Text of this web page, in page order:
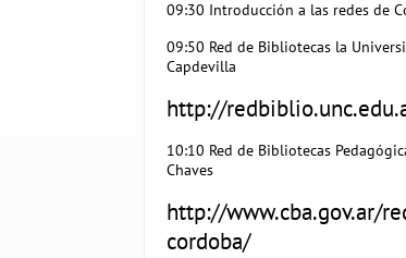
09:30 Introducción a las redes de
09:50 Red de Bibliotecas la
Capdevilla
http://
10:10 Red de Bibliotecas
Chaves
http://www.cba.gov.ar/
cordoba/